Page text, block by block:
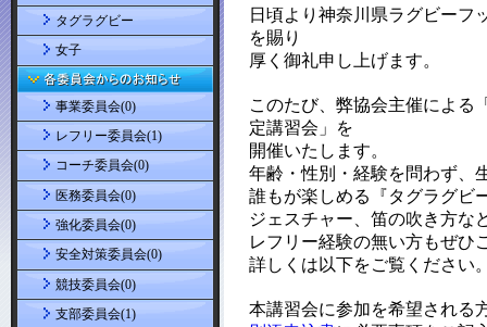
タグラグビー
女子
事業委員会(0)
レフリー委員会(1)
コーチ委員会(0)
医務委員会(0)
強化委員会(0)
安全対策委員会(0)
競技委員会(0)
支部委員会(1)